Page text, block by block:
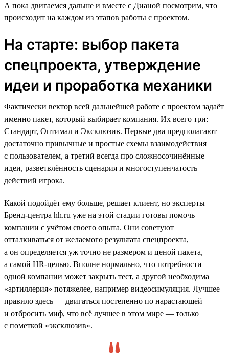
А пока двигаемся дальше и вместе с Дианой посмотрим, что
происходит на каждом из этапов работы с проектом.
На старте: выбор пакета
спецпроекта, утверждение
идеи и проработка механики
Фактически вектор всей дальнейшей работе с проектом задаёт
именно пакет, который выбирает компания. Их всего три:
Стандарт, Оптимал и Эксклюзив. Первые два предполагают
достаточно привычные и простые схемы взаимодействия
с пользователем, а третий всегда про сложносочинённые
идеи, разветвлённость сценария и многоступенчатость
действий игрока.
Какой подойдёт ему больше, решает клиент, но эксперты
Бренд-центра hh.ru уже на этой стадии готовы помочь
компании с учётом своего опыта. Они советуют
отталкиваться от желаемого результата спецпроекта,
а он определяется уж точно не размером и ценой пакета,
а самой HR-целью. Вполне нормально, что потребности
одной компании может закрыть тест, а другой необходима
«артиллерия» потяжелее, например видеосимуляция. Лучшее
правило здесь — двигаться постепенно по нарастающей
и отбросить миф, что всё лучшее в этом мире — только
с пометкой «эксклюзив».